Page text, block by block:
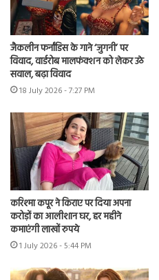
जैकलीन फर्नांडिस के गाने ‘जुगनी’ पर
विवाद, वार्डरोब मालफंक्शन को लेकर उठे
सवाल, बढ़ा विवाद
18 July 2026 - 7:27 PM
करिश्मा कपूर ने किराए पर दिया अपना
करोड़ों का आलीशान घर, हर महीने
कमाएंगी लाखों रुपये
1 July 2026 - 5:44 PM